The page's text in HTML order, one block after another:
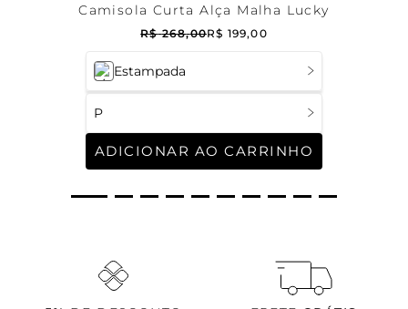
Estampada
P
ADICIONAR AO CARRINHO
Camisola Curta Alça Malha Lucky
R$ 268,00R$ 199,00